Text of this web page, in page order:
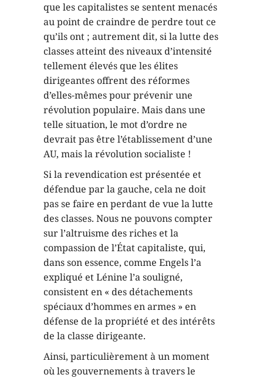
que les capitalistes se sentent menacés
au point de craindre de perdre tout ce
qu’ils ont ; autrement dit, si la lutte des
classes atteint des niveaux d’intensité
tellement élevés que les élites
dirigeantes offrent des réformes
d’elles-mêmes pour prévenir une
révolution populaire. Mais dans une
telle situation, le mot d’ordre ne
devrait pas être l’établissement d’une
AU, mais la révolution socialiste !
Si la revendication est présentée et
défendue par la gauche, cela ne doit
pas se faire en perdant de vue la lutte
des classes. Nous ne pouvons compter
sur l’altruisme des riches et la
compassion de l’État capitaliste, qui,
dans son essence, comme Engels l’a
expliqué et Lénine l’a souligné,
consistent en « des détachements
spéciaux d’hommes en armes » en
défense de la propriété et des intérêts
de la classe dirigeante.
Ainsi, particulièrement à un moment
où les gouvernements à travers le